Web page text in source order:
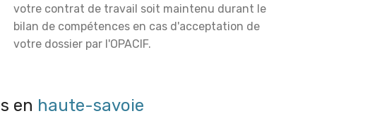
votre contrat de travail soit maintenu durant le
bilan de compétences en cas d'acceptation de
votre dossier par l'OPACIF.
en haute-savoie